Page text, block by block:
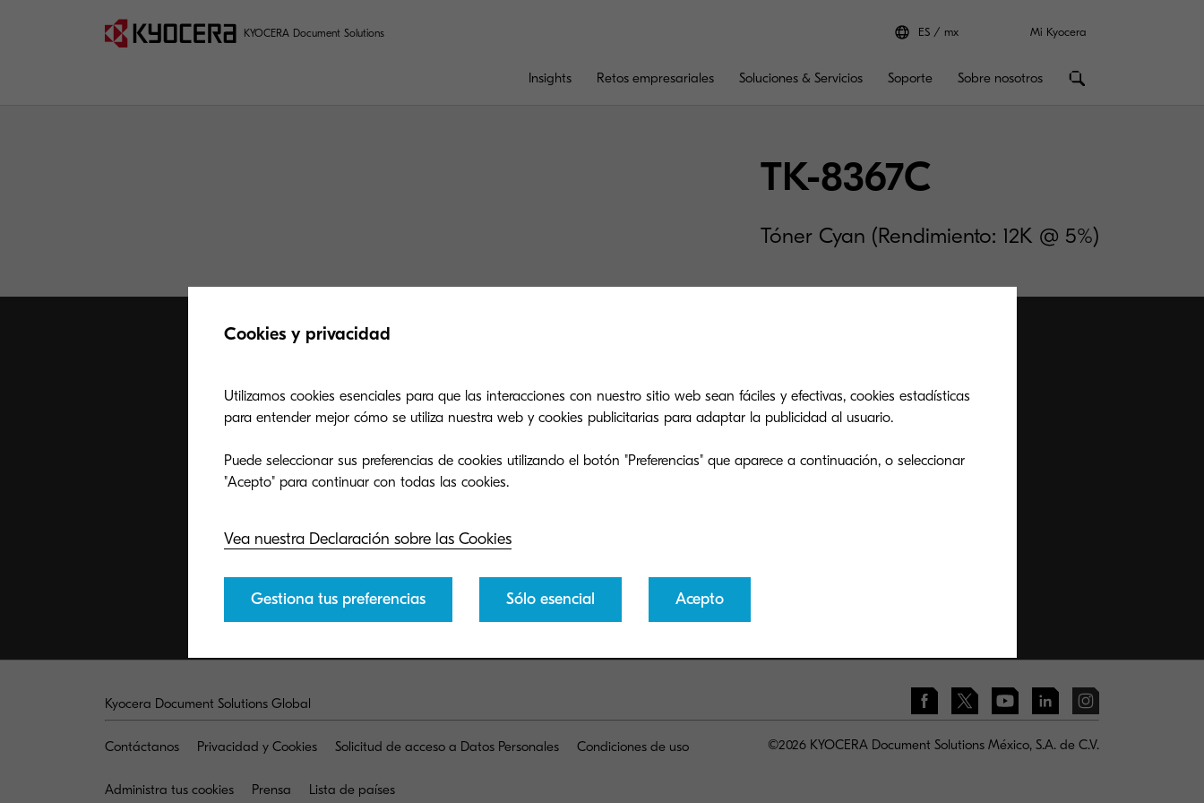
KYOCERA Document Solutions ES mx Mi Kyocera
Insights Retos empresariales Soluciones & Servicios Soporte Sobre nosotros
TK-8367C
Tóner Cyan (Rendimiento: 12K @ 5%)
Kyocera Document Solutions Global
Contáctanos Privacidad y Cookies Solicitud de acceso a Datos Personales Condiciones de uso
Administra tus cookies Prensa Lista de países
©2026 KYOCERA Document Solutions México, S.A. de C.V.
Cookies y privacidad
Utilizamos cookies esenciales para que las interacciones con nuestro sitio web sean fáciles y efectivas, cookies estadísticas
para entender mejor cómo se utiliza nuestra web y cookies publicitarias para adaptar la publicidad al usuario.
Puede seleccionar sus preferencias de cookies utilizando el botón "Preferencias" que aparece a continuación, o seleccionar
"Acepto" para continuar con todas las cookies.
Vea nuestra Declaración sobre las Cookies
Gestiona tus preferencias Sólo esencial Acepto